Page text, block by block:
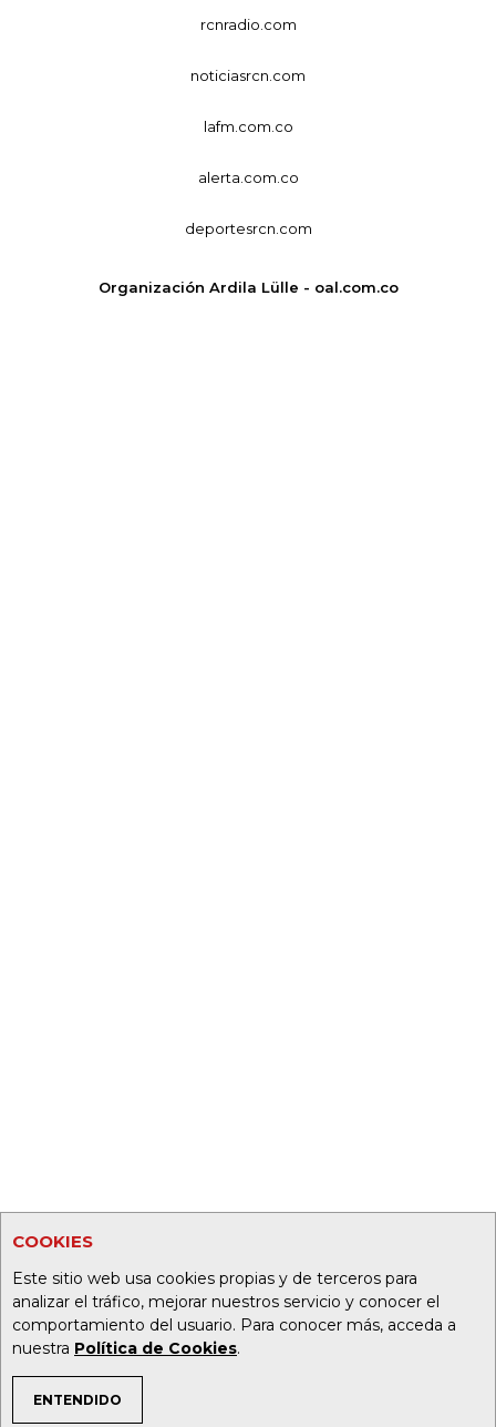
COOKIES
Este sitio web usa cookies propias y de terceros para
analizar el tráfico, mejorar nuestros servicio y conocer el
comportamiento del usuario. Para conocer más, acceda a
nuestra Política de Cookies.
ENTENDIDO
TEMAS DE INTERÉS
rcnradio.com
noticiasrcn.com
lafm.com.co
alerta.com.co
deportesrcn.com
Organización Ardila Lülle - oal.com.co